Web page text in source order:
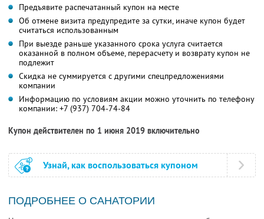
Предъявите распечатанный купон на месте
Об отмене визита предупредите за сутки, иначе купон будет
считаться использованным
При выезде раньше указанного срока услуга считается
оказанной в полном объеме, перерасчету и возврату купон не
подлежит
Скидка не суммируется с другими спецпредложениями
компании
Информацию по условиям акции можно уточнить по телефону
компании: +7 (937) 704-74-84
Купон действителен по 1 июня 2019 включительно
Узнай, как воспользоваться купоном
ПОДРОБНЕЕ О САНАТОРИИ